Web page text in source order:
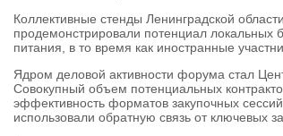
Коллективные стенды Ленинградской
продемонстрировали потенциал локальных
питания, в то время как иностранные
Ядром деловой активности форума стал
Совокупный объем потенциальных
эффективность форматов закупочных
использовали обратную связь от ключевых